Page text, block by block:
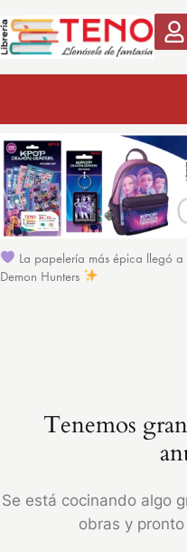
La papelería más épica llegó a
Demon Hunters
Tenemos
Se está cocinando algo
obras y